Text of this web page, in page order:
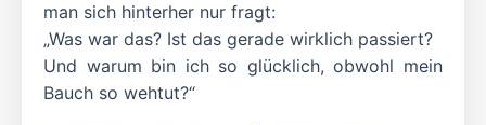
man sich hinterher nur fragt:
„Was war das? Ist das gerade wirklich passiert?
Und warum bin ich so glücklich, obwohl mein
Bauch so wehtut?“